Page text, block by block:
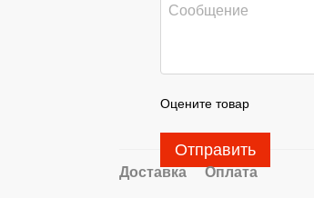
Оцените товар
Отправить
Доставка Оплата